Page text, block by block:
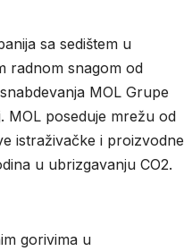
sa sedištem u
radnom snagom od
MOL Grupe
MOL poseduje mrežu od
istraživačke i proizvodne
u ubrizgavanju CO2.
gorivima u